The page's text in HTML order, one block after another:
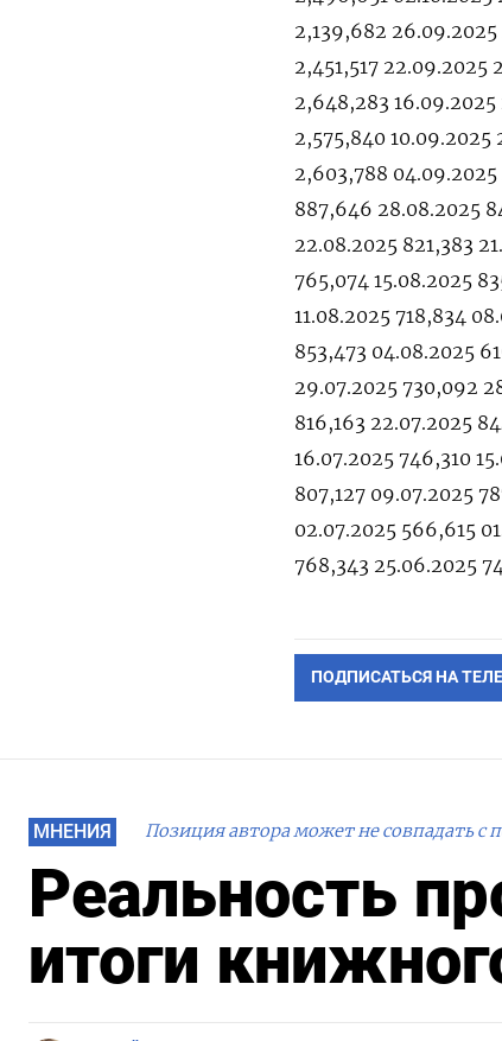
2,139,682
2,451,517 22.09.2025
2,648,283 16.09.2025
2,575,840
2,603,788
887,646 28.08.2025
22.08.2025 821,383
765,074 15.08.2025
11.08.2025 718,834
853,473 04.08.2025
29.07.2025 730,092
816,163 22.07.2025
16.07.2025 746,310
807,127 09.07.2025
02.07.2025 566,615
768,343 25.06.2025
ПОДПИСАТЬСЯ НА
МНЕНИЯ Позиция автора может не совпадать с
Реальность
итоги